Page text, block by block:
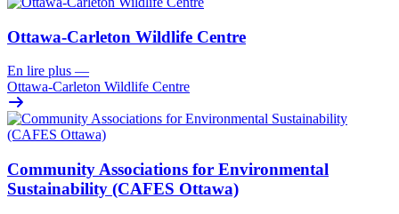
Ottawa-Carleton Wildlife Centre
En lire plus —
Ottawa-Carleton Wildlife Centre
Community Associations for Environmental
Sustainability (CAFES Ottawa)